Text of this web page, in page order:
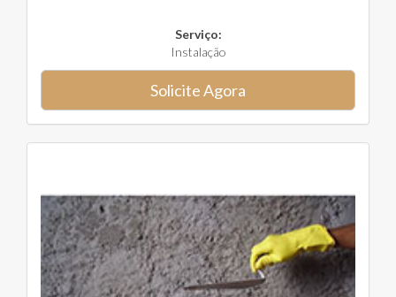
Serviço:
Instalação
Solicite Agora